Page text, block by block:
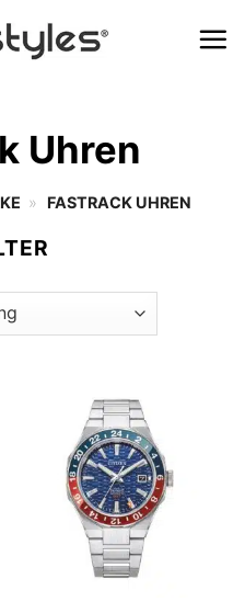
Uhren
» FASTRACK UHREN